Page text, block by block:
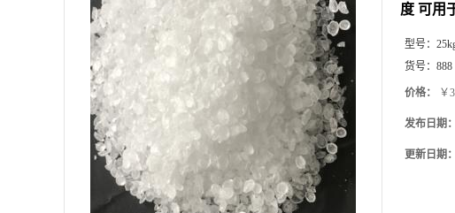
度 可用
型号：
货号： 888
价格： ￥
发布日期：
更新日期：